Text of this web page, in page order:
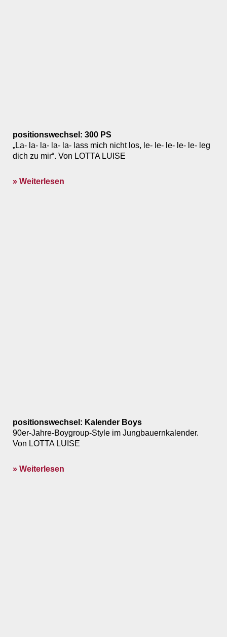
positionswechsel: 300 PS
„La- la- la- la- la- lass mich nicht los, le- le- le- le- le- leg
dich zu mir“. Von LOTTA LUISE
» Weiterlesen
positionswechsel: Kalender Boys
90er-Jahre-Boygroup-Style im Jungbauernkalender.
Von LOTTA LUISE
» Weiterlesen